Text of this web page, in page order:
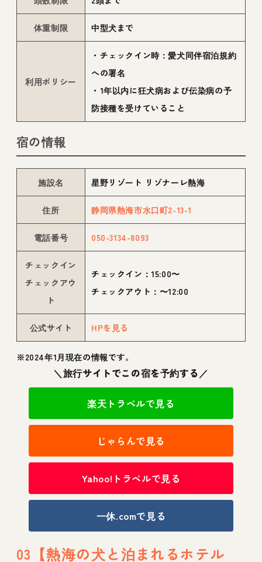
体重制限 中型犬まで
利用ポリシー
・チェックイン時：愛犬同伴宿泊規約
への署名
・1年以内に狂犬病および伝染病の予
防接種を受けていること
宿の情報
施設名 星野リゾート リゾナーレ熱海
住所 静岡県熱海市水口町2-13-1
電話番号 050-3134-8093
チェックイン
チェックアウ
ト
チェックイン：15:00〜
チェックアウト：〜12:00
公式サイト HPを見る
※2024年1月現在の情報です。
＼旅行サイトでこの宿を予約する／
楽天トラベルで見る
じゃらんで見る
Yahoo!トラベルで見る
一休.comで見る
03【熱海の犬と泊まれるホテル